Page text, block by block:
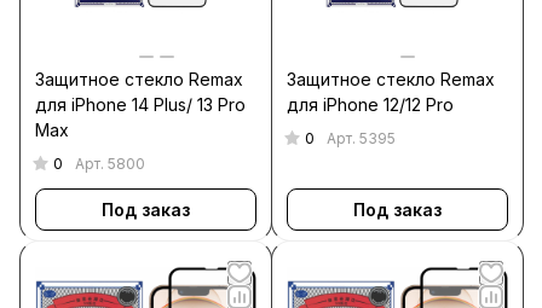
Защитное стекло Remax
для iPhone 14 Plus/ 13 Pro
Max
0 Арт. 5800
Под заказ
Защитное стекло Remax
для iPhone 12/12 Pro
0 Арт. 5395
Под заказ